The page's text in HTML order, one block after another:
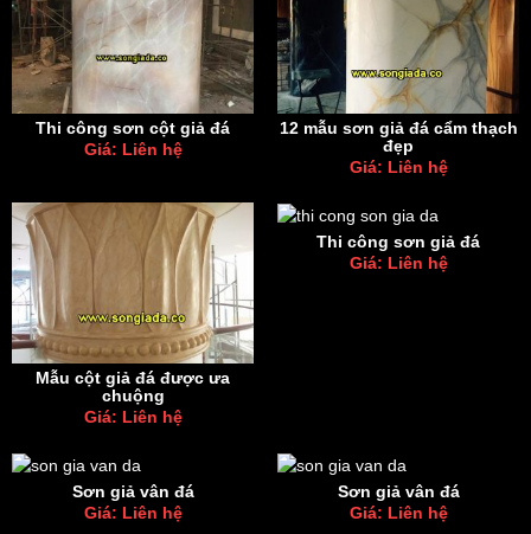
Thi công sơn cột giả đá
Giá: Liên hệ
12 mẫu sơn giả đá cẩm thạch
đẹp
Giá: Liên hệ
Mẫu cột giả đá được ưa
chuộng
Giá: Liên hệ
Thi công sơn giả đá
Giá: Liên hệ
Sơn giả vân đá
Giá: Liên hệ
Sơn giả vân đá
Giá: Liên hệ